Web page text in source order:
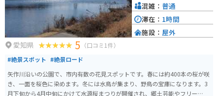
愛知県 5 （口コミ1件）
#絶景スポット #絶景ロード
矢作川沿いの公園で、市内有数の花見スポットです。春には約400本の桜が咲
き、一面を桜色に染めます。冬には水鳥が集まり、野鳥の宝庫になります。3
月下旬から4月中旬にかけて水源桜まつりが開催され、郷土芸能やフリーマー
混雑： 普通
滞在： 1時間
施設： 屋外